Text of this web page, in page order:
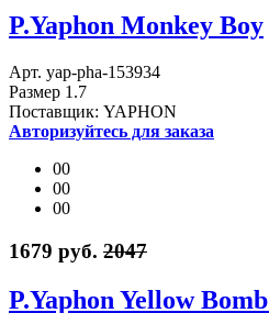
P.Yaphon Monkey Boy
Арт. yap-pha-153934
Размер 1.7
Поставщик: YAPHON
Авторизуйтесь для заказа
00
00
00
1679 руб. 2047
P.Yaphon Yellow